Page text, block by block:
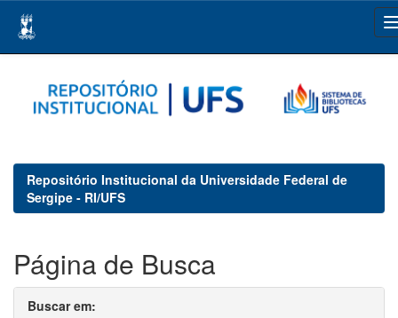
navigation
Repositório Institucional da Universidade Federal de
Sergipe - RI/UFS
Página de Busca
Buscar em: